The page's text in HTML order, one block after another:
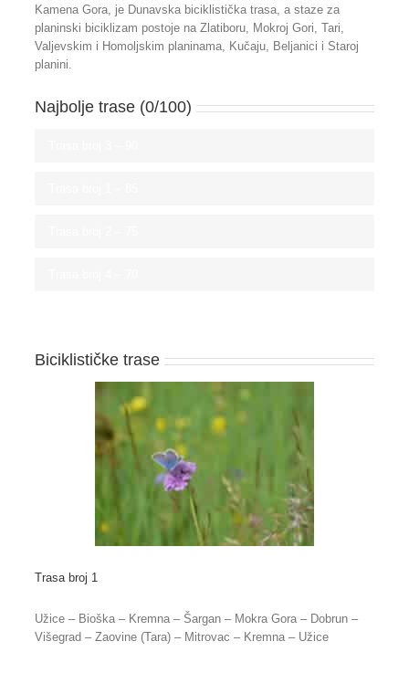
Kamena Gora, je Dunavska biciklistička trasa, a staze za
planinski biciklizam postoje na Zlatiboru, Mokroj Gori, Tari,
Valjevskim i Homoljskim planinama, Kučaju, Beljanici i Staroj
planini.
Najbolje trase (0/100)
Biciklističke trase
Trasa broj 1
Užice – Bioška – Kremna – Šargan – Mokra Gora – Dobrun –
Višegrad – Zaovine (Tara) – Mitrovac – Kremna – Užice